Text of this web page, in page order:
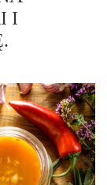
I